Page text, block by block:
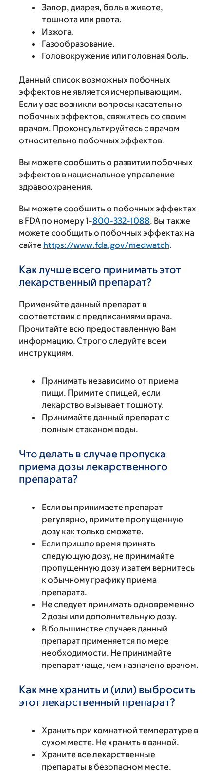
Запор, диарея, боль в животе,
тошнота или рвота.
Изжога.
Газообразование.
Головокружение или головная боль.
Данный список возможных побочных
эффектов не является исчерпывающим.
Если у вас возникли вопросы касательно
побочных эффектов, свяжитесь со своим
врачом. Проконсультируйтесь с врачом
относительно побочных эффектов.
Вы можете сообщить о развитии побочных
эффектов в национальное управление
здравоохранения.
Вы можете сообщить о побочных эффектах
в FDA по номеру 1-800-332-1088. Вы также
можете сообщить о побочных эффектах на
сайте https://www.fda.gov/medwatch.
Как лучше всего принимать этот
лекарственный препарат?
Применяйте данный препарат в
соответствии с предписаниями врача.
Прочитайте всю предоставленную Вам
информацию. Строго следуйте всем
инструкциям.
Принимать независимо от приема
пищи. Примите с пищей, если
лекарство вызывает тошноту.
Принимайте данный препарат с
полным стаканом воды.
Что делать в случае пропуска
приема дозы лекарственного
препарата?
Если вы принимаете препарат
регулярно, примите пропущенную
дозу как только сможете.
Если пришло время принять
следующую дозу, не принимайте
пропущенную дозу и затем вернитесь
к обычному графику приема
препарата.
Не следует принимать одновременно
2 дозы или дополнительную дозу.
В большинстве случаев данный
препарат применяется по мере
необходимости. Не принимайте
препарат чаще, чем назначено врачом.
Как мне хранить и (или) выбросить
этот лекарственный препарат?
Хранить при комнатной температуре в
сухом месте. Не хранить в ванной.
Храните все лекарственные
препараты в безопасном месте.